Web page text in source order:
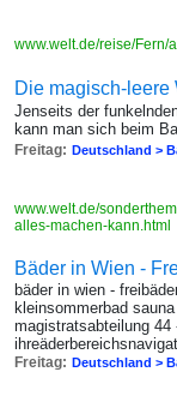
www.welt.de/reise/
Die magisch-leere
Jenseits der
kann man sich beim
Freitag: Deutschland >
www.welt.de/
alles-machen-kann.html
Bäder in Wien -
bäder in wien -
kleinsommerbad
magistratsabteilung 44
Freitag: Deutschland >